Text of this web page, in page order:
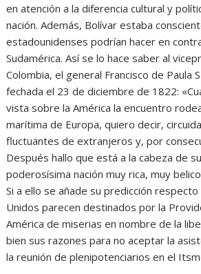
en atención a la diferencia cultural y
nación. Además, Bolívar estaba
estadounidenses podrían hacer en
Sudamérica. Así se lo hace saber al
Colombia, el general Francisco de Paula
fechada el 23 de diciembre de 1822:
vista sobre la América la encuentro
marítima de Europa, quiero decir,
fluctuantes de extranjeros y, por
Después hallo que está a la cabeza de
poderosísima nación muy rica, muy
Si a ello se añade su predicción
Unidos parecen destinados por la
América de miserias en nombre de la
bien sus razones para no aceptar la
la reunión de plenipotenciarios en el